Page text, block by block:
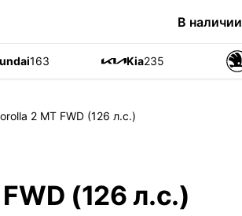
В наличии
163 Kia235
2 MT FWD (126 л.с.)
(126 л.с.)